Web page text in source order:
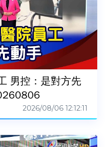
男控：是對方先
2026/08/06 12:12:11